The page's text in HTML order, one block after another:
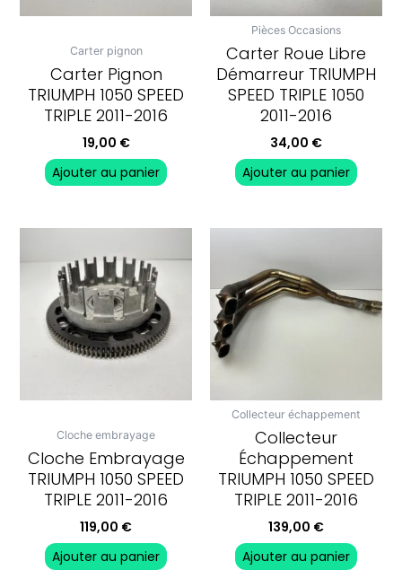
Carter pignon
Carter Pignon
TRIUMPH 1050 SPEED
TRIPLE 2011-2016
19,00 €
Ajouter au panier
Pièces Occasions
Carter Roue Libre
Démarreur TRIUMPH
SPEED TRIPLE 1050
2011-2016
34,00 €
Ajouter au panier
Cloche embrayage
Cloche Embrayage
TRIUMPH 1050 SPEED
TRIPLE 2011-2016
119,00 €
Ajouter au panier
Collecteur échappement
Collecteur
Échappement
TRIUMPH 1050 SPEED
TRIPLE 2011-2016
139,00 €
Ajouter au panier